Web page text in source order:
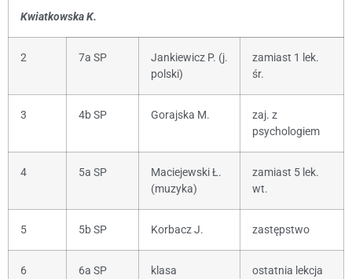
Kwiatkowska K.
2 7a SP
Jankiewicz P. (j.
polski)
zamiast 1 lek.
śr.
3 4b SP Gorajska M.
zaj. z
psychologiem
4 5a SP
Maciejewski Ł.
(muzyka)
zamiast 5 lek.
wt.
5 5b SP Korbacz J. zastępstwo
6 6a SP
klasa
ostatnia lekcja